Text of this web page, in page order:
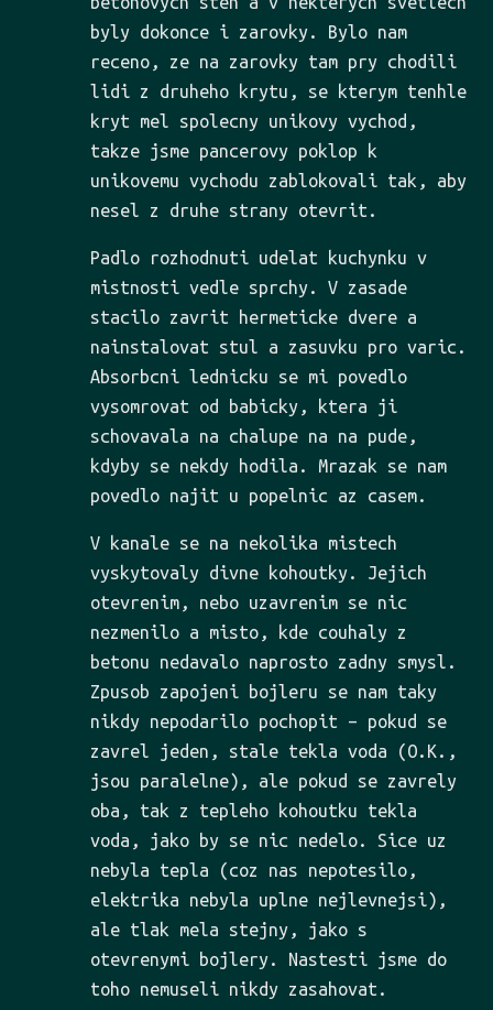
byly dokonce i zarovky. Bylo nam
receno, ze na zarovky tam pry chodili
lidi z druheho krytu, se kterym tenhle
kryt mel spolecny unikovy vychod,
takze jsme pancerovy poklop k
unikovemu vychodu zablokovali tak, aby
nesel z druhe strany otevrit.
Padlo rozhodnuti udelat kuchynku v
mistnosti vedle sprchy. V zasade
stacilo zavrit hermeticke dvere a
nainstalovat stul a zasuvku pro varic.
Absorbcni lednicku se mi povedlo
vysomrovat od babicky, ktera ji
schovavala na chalupe na na pude,
kdyby se nekdy hodila. Mrazak se nam
povedlo najit u popelnic az casem.
V kanale se na nekolika mistech
vyskytovaly divne kohoutky. Jejich
otevrenim, nebo uzavrenim se nic
nezmenilo a misto, kde couhaly z
betonu nedavalo naprosto zadny smysl.
Zpusob zapojeni bojleru se nam taky
nikdy nepodarilo pochopit – pokud se
zavrel jeden, stale tekla voda (O.K.,
jsou paralelne), ale pokud se zavrely
oba, tak z tepleho kohoutku tekla
voda, jako by se nic nedelo. Sice uz
nebyla tepla (coz nas nepotesilo,
elektrika nebyla uplne nejlevnejsi),
ale tlak mela stejny, jako s
otevrenymi bojlery. Nastesti jsme do
toho nemuseli nikdy zasahovat.